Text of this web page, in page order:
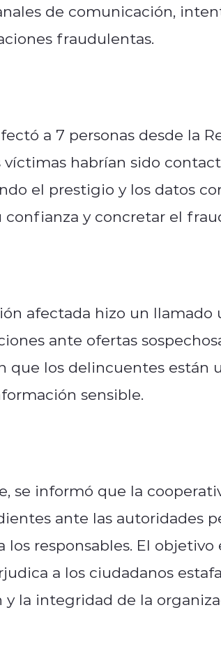
de comunicación,
fraudulentas.
a 7 personas desde la
víctimas habrían sido
el prestigio y los datos
confianza y concretar el
afectada hizo un
ante ofertas
que los delincuentes están
sensible.
se informó que la
ante las autoridades
los responsables. El
a los ciudadanos
y la integridad de la